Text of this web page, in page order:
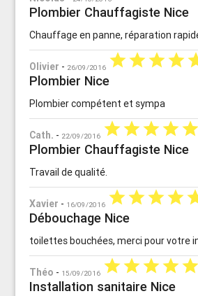
Plombier Chauffagiste Nice
Chauffage en panne, réparation
Olivier - 26/09/2016 starstarstarstar
Plombier Nice
Plombier compétent et sympa
Cath. - 22/09/2016 starstarstarstarstar
Plombier Chauffagiste Nice
Travail de qualité.
Xavier - 16/09/2016 starstarstarstar
Débouchage Nice
toilettes bouchées, merci pour votre
Théo - 15/09/2016 starstarstarstarstar
Installation sanitaire Nice